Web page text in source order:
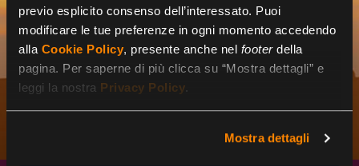
previo esplicito consenso dell’interessato. Puoi
modificare le tue preferenze in ogni momento accedendo
alla Cookie Policy, presente anche nel footerdella
pagina. Per saperne di più clicca su “Mostra dettagli” e
leggi la nostra Privacy Policy.
Mostra dettagli